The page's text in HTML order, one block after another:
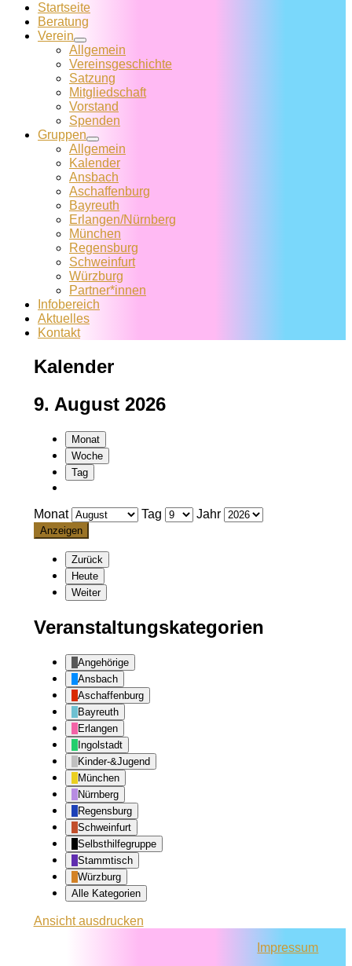
Startseite
Beratung
Verein
Allgemein
Vereins­geschichte
Satzung
Mitglied­schaft
Vorstand
Spenden
Gruppen
Allgemein
Kalender
Ansbach
Aschaffenburg
Bayreuth
Erlangen/Nürnberg
München
Regensburg
Schweinfurt
Würzburg
Partner*innen
Infobereich
Aktuelles
Kontakt
Kalender
9. August 2026
Monat
Woche
Tag
Monat Tag Jahr
Zurück
Heute
Weiter
Veranstaltungskategorien
Angehörige
Ansbach
Aschaffenburg
Bayreuth
Erlangen
Ingolstadt
Kinder-&Jugend
München
Nürnberg
Regensburg
Schweinfurt
Selbsthilfegruppe
Stammtisch
Würzburg
Alle Kategorien
Ansichtausdrucken
Impressum